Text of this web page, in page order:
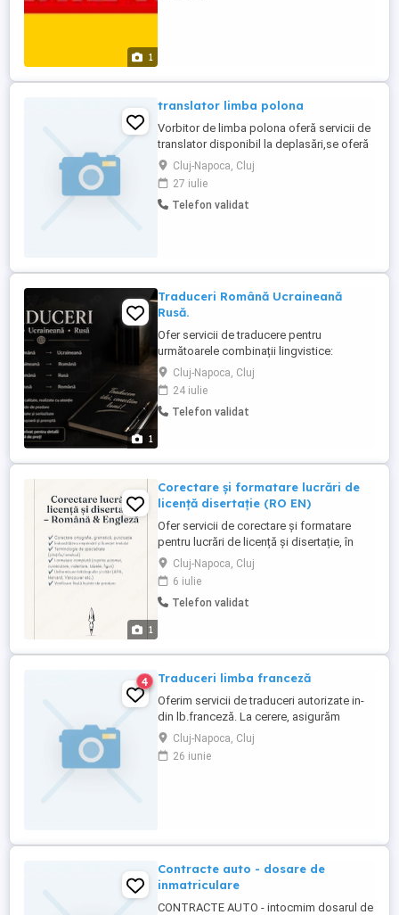
1
translator limba polona
Vorbitor de limba polona oferă servicii de
translator disponibil la deplasări,se oferă
factura .
Cluj-Napoca, Cluj
27 iulie
Telefon validat
1
Traduceri Română Ucraineană
Rusă.
Ofer servicii de traducere pentru
următoarele combinații lingvistice:
Română Ucraineană Ucraineană Română
Română Rusă Rusă Română Traduc
documente personale, texte,
corespondență, CV-uri, materiale
și responsabilitate Termene ...
Cluj-Napoca, Cluj
24 iulie
Telefon validat
1
Corectare și formatare lucrări de
licență disertație (RO EN)
Ofer servicii de corectare și formatare
pentru lucrări de licență și disertație, în
română și engleză. În prezent lucrez în
farmacovigilență, unde redactez zilnic
documentație pe bază de literatură
științifică în engleză de aici vine atenția la
Cluj-Napoca, Cluj
6 iulie
Telefon validat
4 Traduceri limba franceză
Oferim servicii de traduceri autorizate in-
din lb.franceză. La cerere, asigurăm
legalizarea notarială a documentelor.
Calitate garantată la preţ avantajos.
Cluj-Napoca, Cluj
26 iunie
Contracte auto - dosare de
inmatriculare
CONTRACTE AUTO - intocmim dosarul de